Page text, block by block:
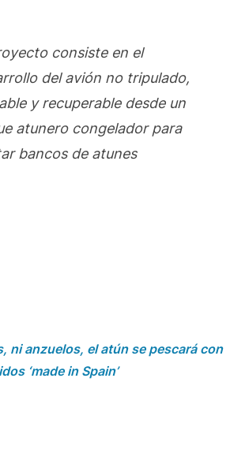
consiste en el
del avión no tripulado,
y recuperable desde un
atunero congelador para
bancos de atunes
ni anzuelos, el atún se pescará con
‘made in Spain’